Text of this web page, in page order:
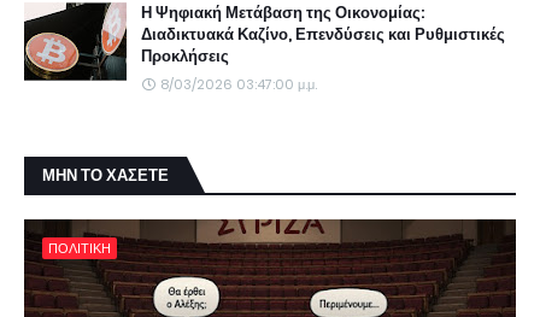
Η Ψηφιακή Μετάβαση της Οικονομίας:
Διαδικτυακά Καζίνο, Επενδύσεις και Ρυθμιστικές
Προκλήσεις
8/03/2026 03:47:00 μ.μ.
ΜΗΝ ΤΟ ΧΑΣΕΤΕ
ΠΟΛΙΤΙΚΗ